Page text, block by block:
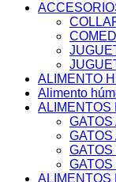
ALIMENTO
Alimento
ALIMENTOS
GATOS
GATOS
ALIMENTOS